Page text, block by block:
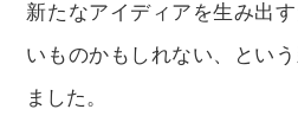
新たなアイディアを生み出
いものかもしれない、とい
ました。